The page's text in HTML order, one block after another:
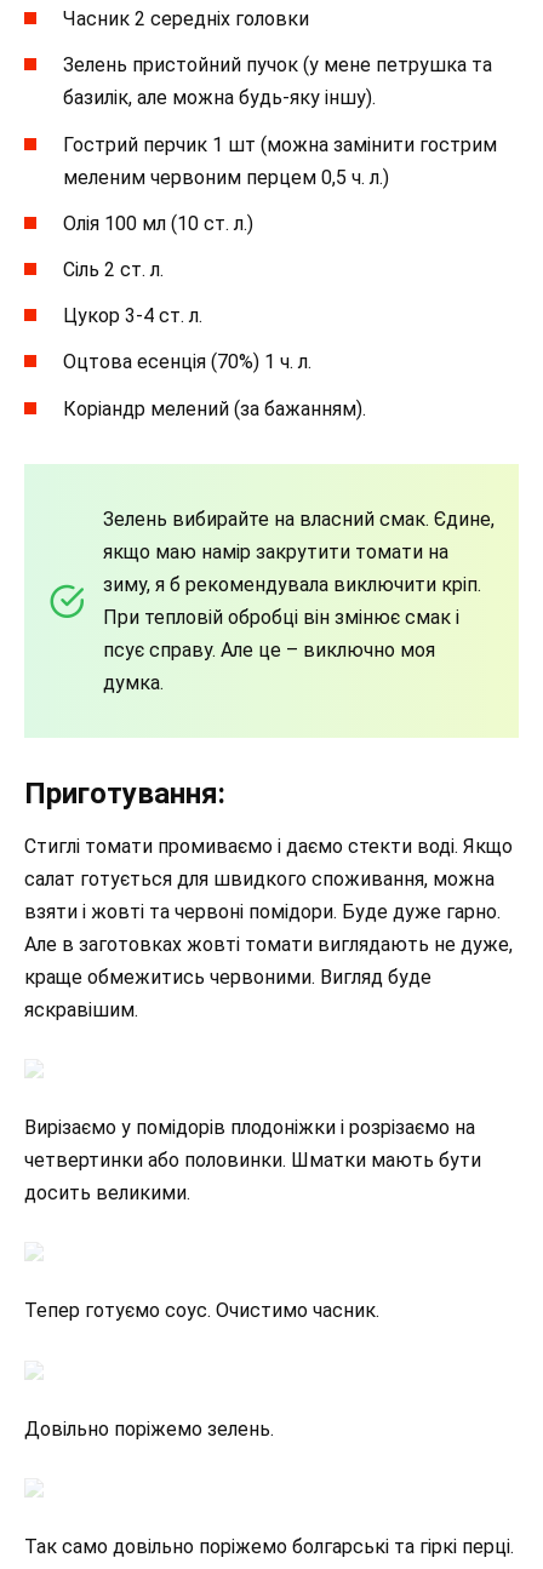
Часник 2 середніх головки
Зелень пристойний пучок (у мене петрушка та
базилік, але можна будь-яку іншу).
Гострий перчик 1 шт (можна замінити гострим
меленим червоним перцем 0,5 ч. л.)
Олія 100 мл (10 ст. л.)
Сіль 2 ст. л.
Цукор 3-4 ст. л.
Оцтова есенція (70%) 1 ч. л.
Коріандр мелений (за бажанням).
Зелень вибирайте на власний смак. Єдине,
якщо маю намір закрутити томати на
зиму, я б рекомендувала виключити кріп.
При тепловій обробці він змінює смак і
псує справу. Але це – виключно моя
думка.
Приготування:
Стиглі томати промиваємо і даємо стекти воді. Якщо
салат готується для швидкого споживання, можна
взяти і жовті та червоні помідори. Буде дуже гарно.
Але в заготовках жовті томати виглядають не дуже,
краще обмежитись червоними. Вигляд буде
яскравішим.
Вирізаємо у помідорів плодоніжки і розрізаємо на
четвертинки або половинки. Шматки мають бути
досить великими.
Тепер готуємо соус. Очистимо часник.
Довільно поріжемо зелень.
Так само довільно поріжемо болгарські та гіркі перці.